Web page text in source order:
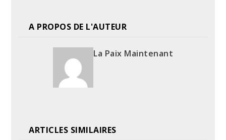
A PROPOS DE L'AUTEUR
La Paix Maintenant
ARTICLES SIMILAIRES